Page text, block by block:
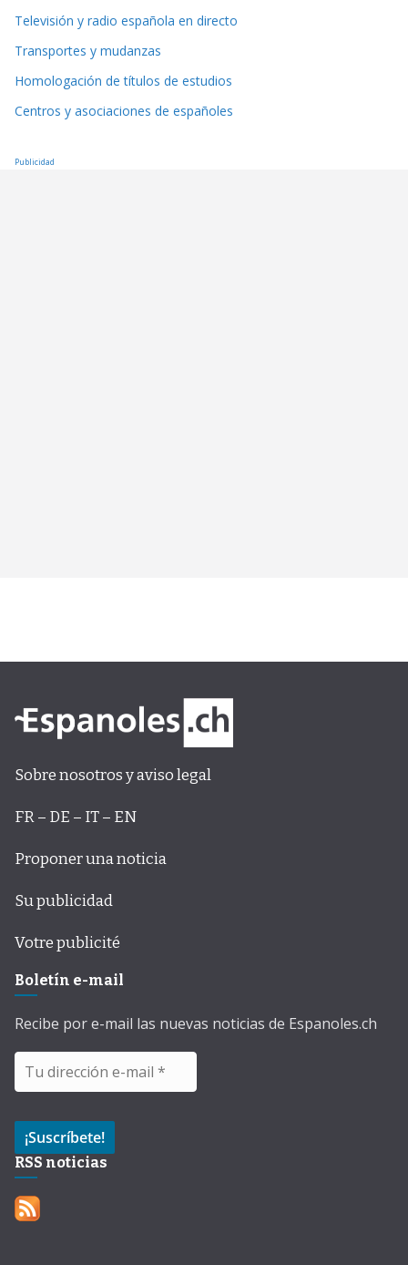
Televisión y radio española en directo
Transportes y mudanzas
Homologación de títulos de estudios
Centros y asociaciones de españoles
Publicidad
Sobre nosotros y aviso legal
FR – DE – IT – EN
Proponer una noticia
Su publicidad
Votre publicité
Boletín e-mail
Recibe por e-mail las nuevas noticias de Espanoles.ch
RSS noticias